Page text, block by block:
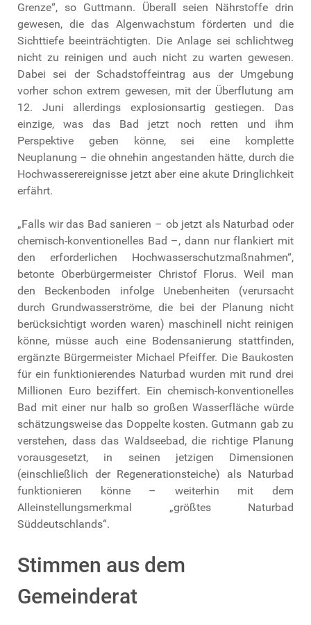
Grenze“, so Guttmann. Überall seien Nährstoffe drin
gewesen, die das Algenwachstum förderten und die
Sichttiefe beeinträchtigten. Die Anlage sei schlichtweg
nicht zu reinigen und auch nicht zu warten gewesen.
Dabei sei der Schadstoffeintrag aus der Umgebung
vorher schon extrem gewesen, mit der Überflutung am
12. Juni allerdings explosionsartig gestiegen. Das
einzige, was das Bad jetzt noch retten und ihm
Perspektive geben könne, sei eine komplette
Neuplanung – die ohnehin angestanden hätte, durch die
Hochwasserereignisse jetzt aber eine akute Dringlichkeit
erfährt.
„Falls wir das Bad sanieren – ob jetzt als Naturbad oder
chemisch-konventionelles Bad –, dann nur flankiert mit
den erforderlichen Hochwasserschutzmaßnahmen“,
betonte Oberbürgermeister Christof Florus. Weil man
den Beckenboden infolge Unebenheiten (verursacht
durch Grundwasserströme, die bei der Planung nicht
berücksichtigt worden waren) maschinell nicht reinigen
könne, müsse auch eine Bodensanierung stattfinden,
ergänzte Bürgermeister Michael Pfeiffer. Die Baukosten
für ein funktionierendes Naturbad wurden mit rund drei
Millionen Euro beziffert. Ein chemisch-konventionelles
Bad mit einer nur halb so großen Wasserfläche würde
schätzungsweise das Doppelte kosten. Gutmann gab zu
verstehen, dass das Waldseebad, die richtige Planung
vorausgesetzt, in seinen jetzigen Dimensionen
(einschließlich der Regenerationsteiche) als Naturbad
funktionieren könne – weiterhin mit dem
Alleinstellungsmerkmal „größtes Naturbad
Süddeutschlands“.
Stimmen aus dem
Gemeinderat